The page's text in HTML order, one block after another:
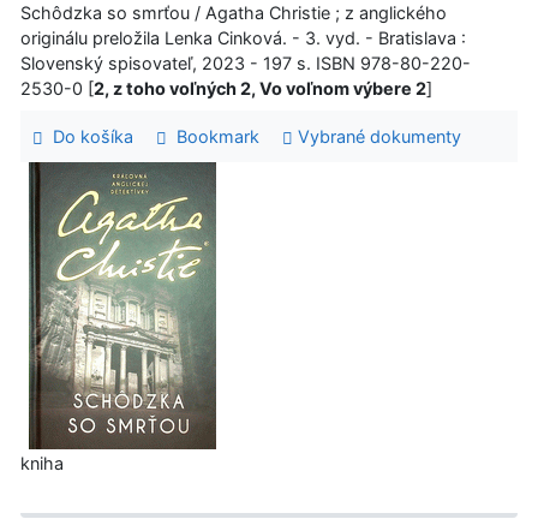
Schôdzka so smrťou / Agatha Christie ; z anglického
originálu preložila Lenka Cinková. - 3. vyd. - Bratislava :
Slovenský spisovateľ, 2023 - 197 s. ISBN 978-80-220-
2530-0 [2, z toho voľných 2, Vo voľnom výbere 2]
Do košíka Bookmark Vybrané dokumenty
kniha